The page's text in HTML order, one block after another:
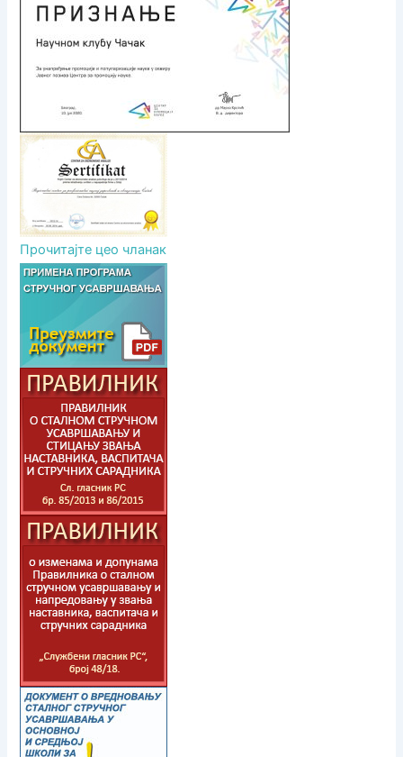
Прочитајте цео чланак